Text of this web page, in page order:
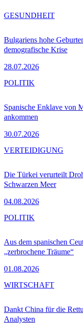
Bulgariens hohe
demografische Krise
28.07.2026
GESUNDHEIT
Spanische Enklave von
ankommen
30.07.2026
POLITIK
Die Türkei verurteilt
Schwarzen Meer
04.08.2026
VERTEIDIGUNG
Aus dem spanischen
„zerbrochene Träume“
01.08.2026
POLITIK
Dankt China für die
Analysten
WIRTSCHAFT